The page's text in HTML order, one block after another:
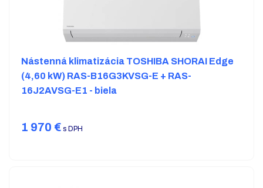
Nástenná klimatizácia TOSHIBA SHORAI Edge
(4,60 kW) RAS-B16G3KVSG-E + RAS-
16J2AVSG-E1 - biela
1 970 € s DPH